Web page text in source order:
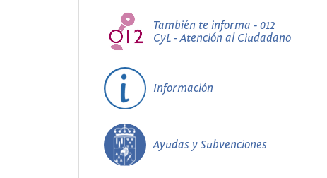
También te informa - 012
CyL - Atención al Ciudadano
Información
Ayudas y Subvenciones